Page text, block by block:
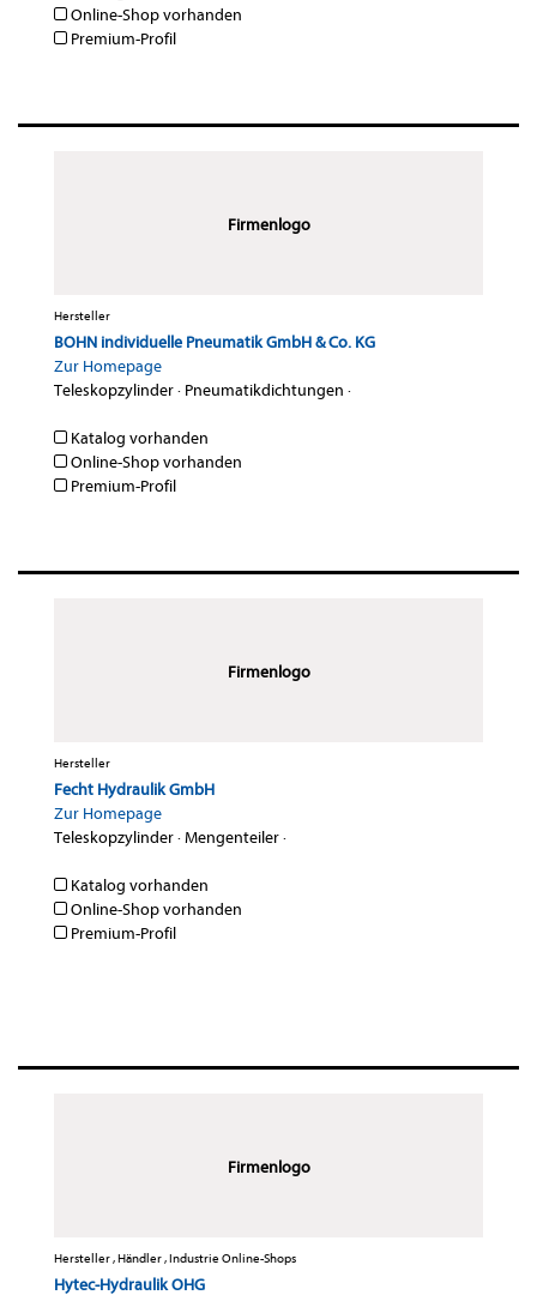
Online-Shop vorhanden
Premium-Profil
Firmenlogo
Hersteller
BOHN individuelle Pneumatik GmbH & Co. KG
Zur Homepage
Teleskopzylinder· Pneumatikdichtungen ·
Katalog vorhanden
Online-Shop vorhanden
Premium-Profil
Firmenlogo
Hersteller
Fecht Hydraulik GmbH
Zur Homepage
Teleskopzylinder·Mengenteiler·
Katalog vorhanden
Online-Shop vorhanden
Premium-Profil
Firmenlogo
Hersteller , Händler , Industrie Online-Shops
Hytec-Hydraulik OHG